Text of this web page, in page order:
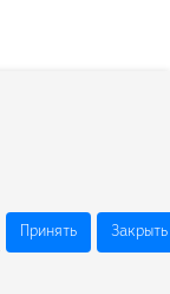
Принять Закрыть